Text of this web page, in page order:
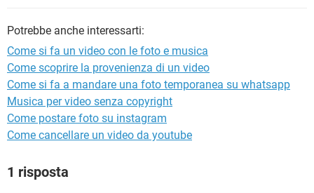
INSTAGRAM
TIKTOK FACEBOOK
Potrebbe anche interessarti:
Come si fa un video con le foto e musica
Come scoprire la provenienza di un video
Come si fa a mandare una foto temporanea su whatsapp
Musica per video senza copyright
Come postare foto su instagram
Come cancellare un video da youtube
1 risposta